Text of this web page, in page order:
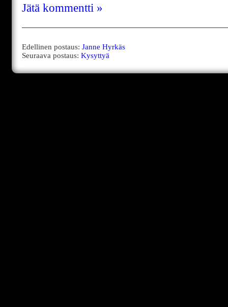
Jätä kommentti »
Edellinen postaus: Janne Hyrkäs
Seuraava postaus: Kysyttyä